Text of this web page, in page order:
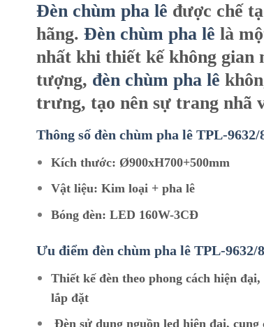
Đèn chùm pha lê được chế
hãng. Đèn chùm pha lê là
nhất khi thiết kế không gian
tượng, đèn chùm pha lê
trưng, tạo nên sự trang nhã
Thông số đèn chùm pha lê TPL-9632/
Kích thước: Ø900xH700+500mm
Vật liệu: Kim loại + pha lê
Bóng đèn: LED 160W-3CĐ
Ưu điểm đèn chùm pha lê TPL-9632/
Thiết kế đèn theo phong cách hiện
lắp đặt
Đèn sử dụng nguồn led hiện đại,